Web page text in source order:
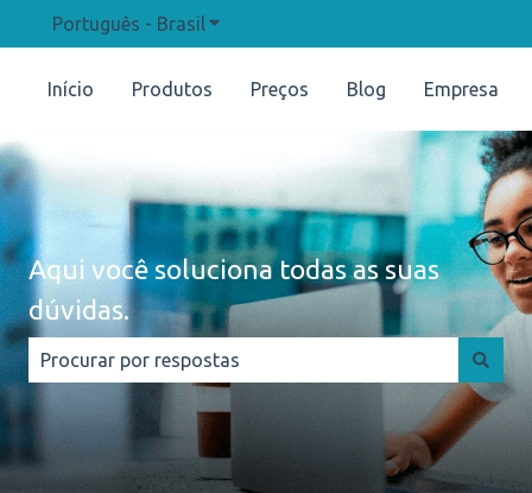
Português - BrasilMostrar submenu para traduções
Início Produtos Preços Blog Empresa
Aqui você soluciona todas as suas
dúvidas.
Não há sugestões porque o campo de pesquisa está